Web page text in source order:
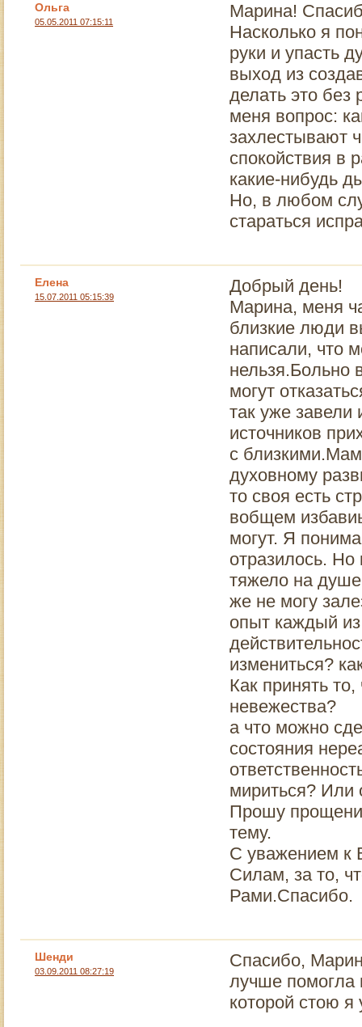
Ольга
05.05.2011 07:15:11
Марина!
Насколько я
руки и упасть
выход из
делать это
меня вопрос:
захлестывают
спокойствия в
какие-нибудь
Но, в любом
стараться
Елена
15.07.2011 05:15:39
Добрый день!
Марина, меня
близкие люди
написали, что
нельзя.Больно
могут
так уже завели
источников
с
духовному
то своя есть
вобщем
могут. Я
отразилось.
тяжело на
же не могу
опыт каждый
измениться?
Как принять
невежества?
а что можно
состояния
мириться? Или
Прошу
тему.
С уважением к
Силам, за то,
Рами.Спасибо.
Шенди
03.09.2011 08:27:19
Спасибо,
лучше помогла
которой стою я